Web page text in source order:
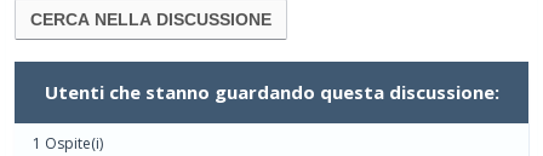
Utenti che stanno guardando questa discussione:
1 Ospite(i)